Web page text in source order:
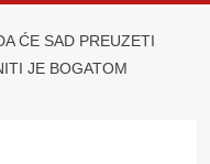
ĆE SAD PREUZETI
JE BOGATOM